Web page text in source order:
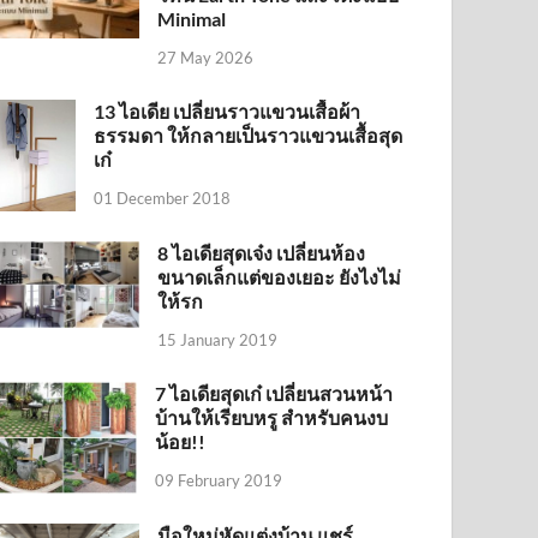
Minimal
27 May 2026
13 ไอเดีย เปลี่ยนราวแขวนเสื้อผ้า
ธรรมดา ให้กลายเป็นราวแขวนเสื้อสุด
เก๋
01 December 2018
8 ไอเดียสุดเจ๋ง เปลี่ยนห้อง
ขนาดเล็กแต่ของเยอะ ยังไงไม่
ให้รก
15 January 2019
7 ไอเดียสุดเก๋ เปลี่ยนสวนหน้า
บ้านให้เรียบหรู สำหรับคนงบ
น้อย!!
09 February 2019